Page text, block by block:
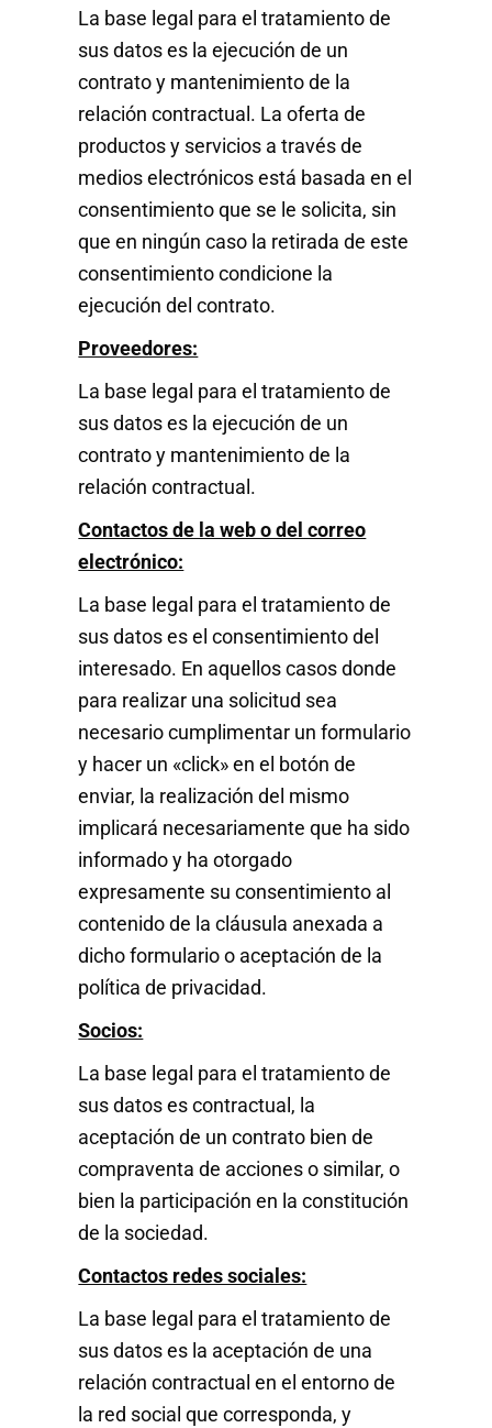
La base legal para el tratamiento de
sus datos es la ejecución de un
contrato y mantenimiento de la
relación contractual. La oferta de
productos y servicios a través de
medios electrónicos está basada en el
consentimiento que se le solicita, sin
que en ningún caso la retirada de este
consentimiento condicione la
ejecución del contrato.
Proveedores:
La base legal para el tratamiento de
sus datos es la ejecución de un
contrato y mantenimiento de la
relación contractual.
Contactos de la web o del correo
electrónico:
La base legal para el tratamiento de
sus datos es el consentimiento del
interesado. En aquellos casos donde
para realizar una solicitud sea
necesario cumplimentar un formulario
y hacer un «click» en el botón de
enviar, la realización del mismo
implicará necesariamente que ha sido
informado y ha otorgado
expresamente su consentimiento al
contenido de la cláusula anexada a
dicho formulario o aceptación de la
política de privacidad.
Socios:
La base legal para el tratamiento de
sus datos es contractual, la
aceptación de un contrato bien de
compraventa de acciones o similar, o
bien la participación en la constitución
de la sociedad.
Contactos redes sociales:
La base legal para el tratamiento de
sus datos es la aceptación de una
relación contractual en el entorno de
la red social que corresponda, y